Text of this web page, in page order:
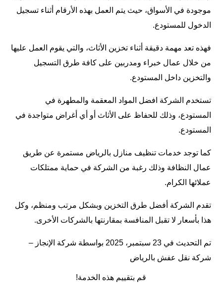
موجودة في الأسواق، حيث يتم العمل بهذه الأرقام أثناء تسجيل
الدخول للمستودع.
فهذه تعد مهمة دقيقة أثناء تخزين الأثاث، والتي يقوم العمل عليها
من خلال عمال خبراء ومدربين على كافة طرق التسجيل
والتخزين داخل المستودع.
تستخدم الشركة افضل المواد المعقمة والمطهرة في
المستودع، وذلك للحفاظ على الأثاث أو أي أغراض متواجدة في
المستودع.
كما توجد خدمات تنظيف منازل بالرياض مستمرة عن طريق
عمال النظافة وذلك رغبة من الشركة في حماية ممتلكات
عملائها الكرام.
تقدم الشركة أفضل طرق التخزين وبشكل مرتب ومنظم، وكل
هذا بأسعار لا تقبل المنافسة بمقارنتها بالشركات الأخرى.
تم التحديث في 23 سبتمبر، 2025 بواسطة
شركة الإنجاز –
شركة نقل عفش بالرياض
قم بتقييم هذه الخدمة!